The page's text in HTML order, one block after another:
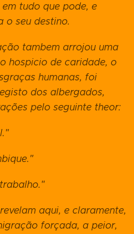
tudo que pode, e
o seu destino.
tambem arrojou uma
hospicio de caridade, o
humanas, foi
dos albergados,
pelo seguinte theor:
aqui, e claramente,
forçada, a peior,